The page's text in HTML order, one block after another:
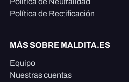
Política de Neutralidad
Política de Rectificación
MÁS SOBRE MALDITA.ES
Equipo
Nuestras cuentas